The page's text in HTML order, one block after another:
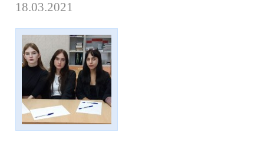
18.03.2021